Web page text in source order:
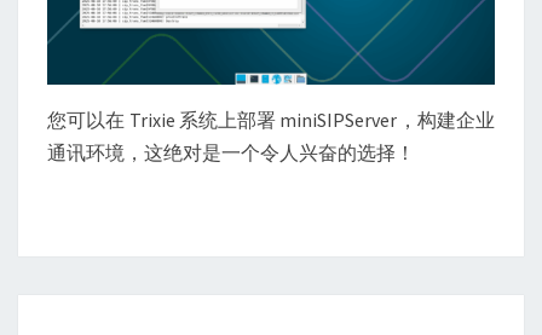
您可以在 Trixie 系统上部署 miniSIPServer，构建企业
通讯环境，这绝对是一个令人兴奋的选择！